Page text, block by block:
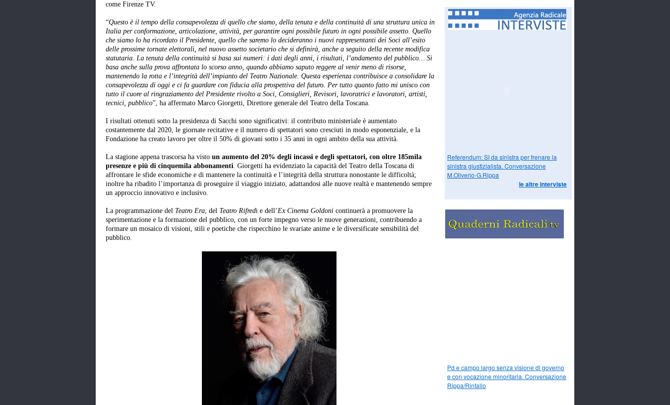
come Firenze TV.
“Questo è il tempo della consapevolezza di quello che siamo, della tenuta e della continuità di una struttura unica in
Italia per conformazione, articolazione, attività, per garantire ogni possibile futuro in ogni possibile assetto. Quello
che siamo lo ha ricordato il Presidente, quello che saremo lo decideranno i nuovi rappresentanti dei Soci all’esito
delle prossime tornate elettorali, nel nuovo assetto societario che si definirà, anche a seguito della recente modifica
statutaria. La tenuta della continuità si basa sui numeri: i dati degli anni, i risultati, l’andamento del pubblico… Si
basa anche sulla prova affrontata lo scorso anno, quando abbiamo saputo reggere al venir meno di risorse,
mantenendo la rotta e l’integrità dell’impianto del Teatro Nazionale. Questa esperienza contribuisce a consolidare la
consapevolezza di oggi e ci fa guardare con fiducia alla prospettiva del futuro. Per tutto quanto fatto mi unisco con
tutto il cuore al ringraziamento del Presidente rivolto a Soci, Consiglieri, Revisori, lavoratrici e lavoratori, artisti,
tecnici, pubblico”, ha affermato Marco Giorgetti, Direttore generale del Teatro della Toscana.
I risultati ottenuti sotto la presidenza di Sacchi sono significativi: il contributo ministeriale è aumentato
costantemente dal 2020, le giornate recitative e il numero di spettatori sono cresciuti in modo esponenziale, e la
Fondazione ha creato lavoro per oltre il 50% di giovani sotto i 35 anni in ogni ambito della sua attività.
La stagione appena trascorsa ha visto un aumento del 20% degli incassi e degli spettatori, con oltre 185mila
presenze e più di cinquemila abbonamenti. Giorgetti ha evidenziato la capacità del Teatro della Toscana di
affrontare le sfide economiche e di mantenere la continuità e l’integrità della struttura nonostante le difficoltà;
inoltre ha ribadito l’importanza di proseguire il viaggio iniziato, adattandosi alle nuove realtà e mantenendo sempre
un approccio innovativo e inclusivo.
La programmazione del Teatro Era, del Teatro Rifredi e dell’Ex Cinema Goldoni continuerà a promuovere la
sperimentazione e la formazione del pubblico, con un forte impegno verso le nuove generazioni, contribuendo a
formare un mosaico di visioni, stili e poetiche che rispecchino le svariate anime e le diversificate sensibilità del
pubblico.
Referendum: SI da sinistra per frenare la
sinistra giustizialista. Conversazione
M.Oliverio-G.Rippa
le altre interviste
Pd e campo largo senza visione di governo
e con vocazione minoritaria. Conversazione
Rippa/Rintallo